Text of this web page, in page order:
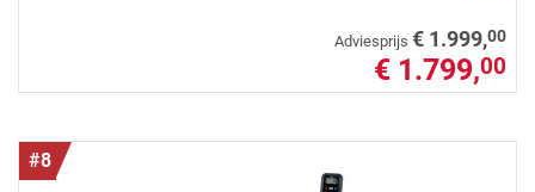
Adviesprijs € 1.999,00
€ 1.799,00
#8